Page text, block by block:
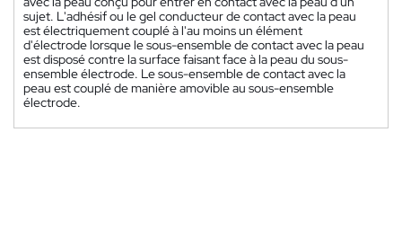
sujet. L'adhésif ou le gel conducteur de contact avec la peau
est électriquement couplé à l'au moins un élément
d'électrode lorsque le sous-ensemble de contact avec la peau
est disposé contre la surface faisant face à la peau du sous-
ensemble électrode. Le sous-ensemble de contact avec la
peau est couplé de manière amovible au sous-ensemble
électrode.